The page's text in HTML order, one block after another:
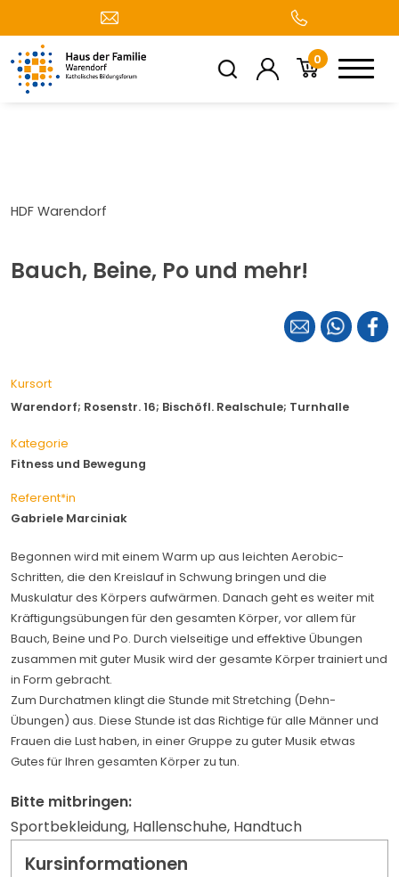
0
HDF Warendorf
Bauch, Beine, Po und mehr!
Referent*in
Gabriele Marciniak
Kategorie
Fitness und Bewegung
Kursort
Warendorf; Rosenstr. 16; Bischöfl. Realschule; Turnhalle
Begonnen wird mit einem Warm up aus leichten Aerobic-
Schritten, die den Kreislauf in Schwung bringen und die
Muskulatur des Körpers aufwärmen. Danach geht es weiter mit
Kräftigungsübungen für den gesamten Körper, vor allem für
Bauch, Beine und Po. Durch vielseitige und effektive Übungen
zusammen mit guter Musik wird der gesamte Körper trainiert und
in Form gebracht.
Zum Durchatmen klingt die Stunde mit Stretching (Dehn-
Übungen) aus. Diese Stunde ist das Richtige für alle Männer und
Frauen die Lust haben, in einer Gruppe zu guter Musik etwas
Gutes für Ihren gesamten Körper zu tun.
Bitte mitbringen:
Sportbekleidung, Hallenschuhe, Handtuch
Kursinformationen